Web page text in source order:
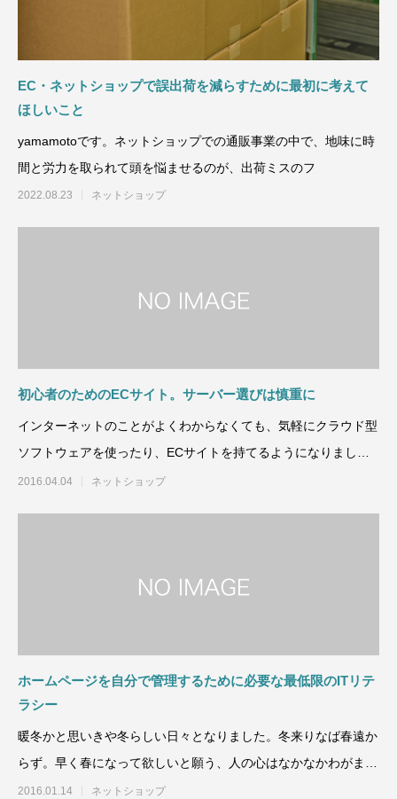
EC・ネットショップで誤出荷を減らすために最初に考えて
ほしいこと
yamamotoです。ネットショップでの通販事業の中で、地味に時
間と労力を取られて頭を悩ませるのが、出荷ミスのフ
2022.08.23 ネットショップ
初心者のためのECサイト。サーバー選びは慎重に
インターネットのことがよくわからなくても、気軽にクラウド型
ソフトウェアを使ったり、ECサイトを持てるようになりまし
た。しかし、そのE
2016.04.04 ネットショップ
ホームページを自分で管理するために必要な最低限のITリテ
ラシー
暖冬かと思いきや冬らしい日々となりました。冬来りなば春遠か
らず。早く春になって欲しいと願う、人の心はなかなかわがまま
です。
2016.01.14 ネットショップ